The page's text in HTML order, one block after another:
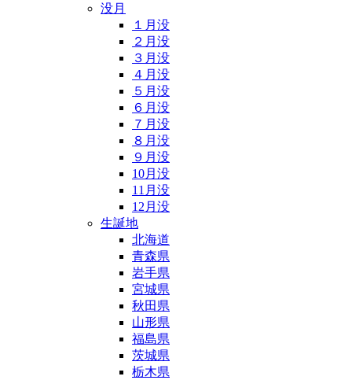
没月
１月没
２月没
３月没
４月没
５月没
６月没
７月没
８月没
９月没
10月没
11月没
12月没
生誕地
北海道
青森県
岩手県
宮城県
秋田県
山形県
福島県
茨城県
栃木県